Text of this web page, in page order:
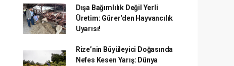
Dışa Bağımlılık Değil Yerli
Üretim: Gürer'den Hayvancılık
Uyarısı!
Rize’nin Büyüleyici Doğasında
Nefes Kesen Yarış: Dünya